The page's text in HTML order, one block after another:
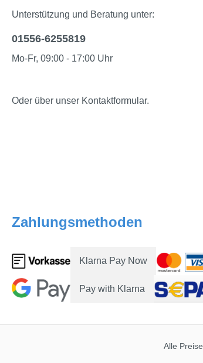
Unterstützung und Beratung unter:
01556-6255819
Mo-Fr, 09:00 - 17:00 Uhr
Oder über unser Kontaktformular.
Zahlungsmethoden
Klarna Pay Now
Pay with Klarna
Alle